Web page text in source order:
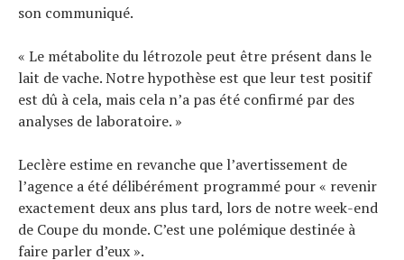
son communiqué.
« Le métabolite du létrozole peut être présent dans le
lait de vache. Notre hypothèse est que leur test positif
est dû à cela, mais cela n’a pas été confirmé par des
analyses de laboratoire. »
Leclère estime en revanche que l’avertissement de
l’agence a été délibérément programmé pour « revenir
exactement deux ans plus tard, lors de notre week-end
de Coupe du monde. C’est une polémique destinée à
faire parler d’eux ».